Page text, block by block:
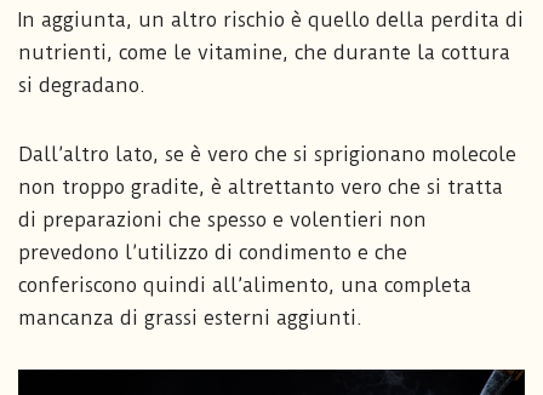
In aggiunta, un altro rischio è quello della perdita di
nutrienti, come le vitamine, che durante la cottura
si degradano.
Dall’altro lato, se è vero che si sprigionano molecole
non troppo gradite, è altrettanto vero che si tratta
di preparazioni che spesso e volentieri non
prevedono l’utilizzo di condimento e che
conferiscono quindi all’alimento, una completa
mancanza di grassi esterni aggiunti.